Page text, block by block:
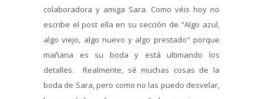
colaboradora y amiga Sara. Como véis hoy no
escribe el post ella en su sección de "Algo azul,
algo viejo, algo nuevo y algo prestado" porque
mañana es su boda y está ultimando los
detalles. Realmente, sé muchas cosas de la
boda de Sara, pero como no las puedo desvelar,